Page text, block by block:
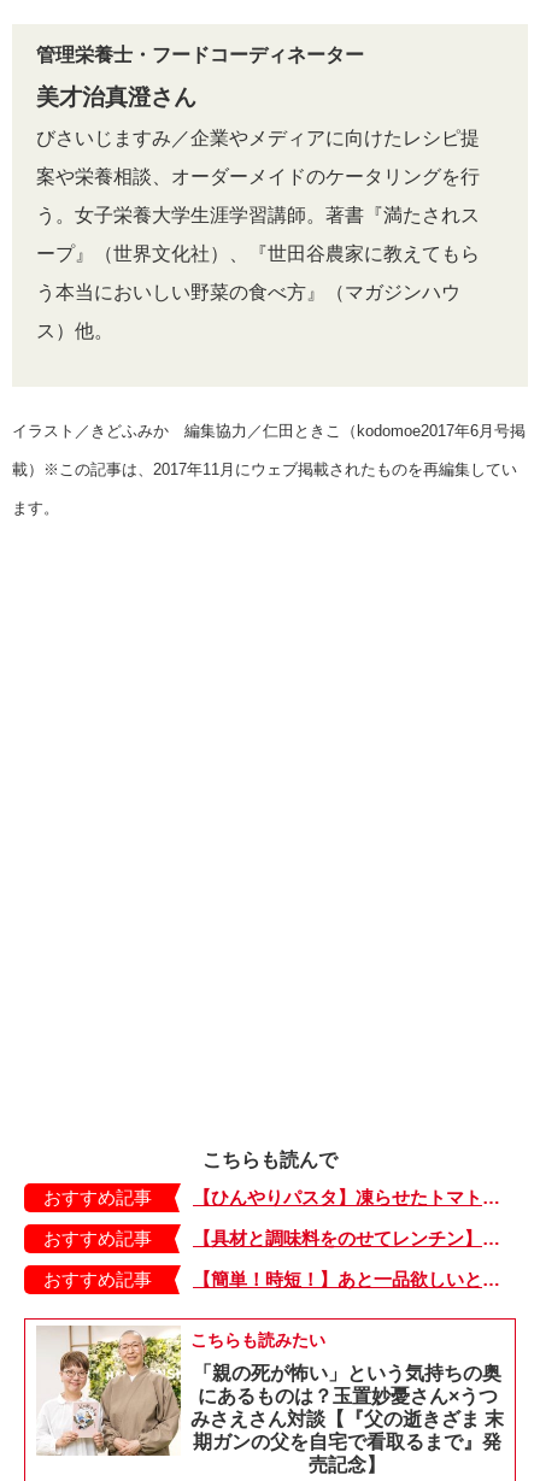
管理栄養士・フードコーディネーター
美才治真澄さん
びさいじますみ／企業やメディアに向けたレシピ提
案や栄養相談、オーダーメイドのケータリングを行
う。女子栄養大学生涯学習講師。著書『満たされス
ープ』（世界文化社）、『世田谷農家に教えてもら
う本当においしい野菜の食べ方』（マガジンハウ
ス）他。
イラスト／きどふみか 編集協力／仁田ときこ（kodomoe2017年6月号掲
載）※この記事は、2017年11月にウェブ掲載されたものを再編集してい
ます。
こちらも読んで
おすすめ記事
【ひんやりパスタ】凍らせたトマトで夏らしい一品「たらこのトマトシャーベットパスタ」
おすすめ記事
【具材と調味料をのせてレンチン】ケチャップ×バターの王道味！「うどんナポリタン」のできあがり♪
おすすめ記事
【簡単！時短！】あと一品欲しいときにおすすめの「卵とレタスの炒めもの」のレシピ
こちらも読みたい
「親の死が怖い」という気持ちの奥
にあるものは？玉置妙憂さん×うつ
みさえさん対談【『父の逝きざま 末
期ガンの父を自宅で看取るまで』発
売記念】